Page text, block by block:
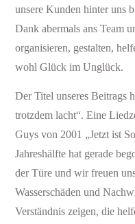
unsere Kunden hinter uns
Dank abermals ans Team
organisieren, gestalten,
wohl Glück im Unglück.
Der Titel unseres Beitrags
trotzdem lacht“. Eine
Guys von 2001 „Jetzt ist
Jahreshälfte hat gerade
der Türe und wir freuen
Wasserschäden und
Verständnis zeigen, die